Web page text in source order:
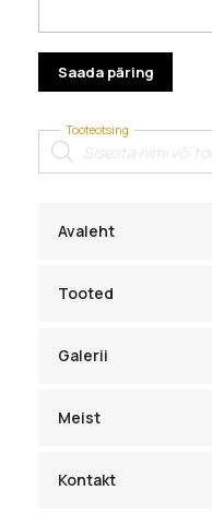
Tooteotsing
Products
search
Avaleht
Tooted
Galerii
Meist
Kontakt